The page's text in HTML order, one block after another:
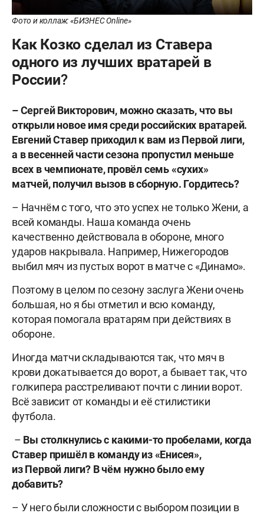
Фото и коллаж: «БИЗНЕС Online»
Как Козко сделал из Ставера
одного из лучших вратарей в
России?
– Сергей Викторович, можно сказать, что вы
открыли новое имя среди российских вратарей.
Евгений Ставер приходил к вам из Первой лиги,
а в весенней части сезона пропустил меньше
всех в чемпионате, провёл семь «сухих»
матчей, получил вызов в сборную. Гордитесь?
– Начнём с того, что это успех не только Жени, а
всей команды. Наша команда очень
качественно действовала в обороне, много
ударов накрывала. Например, Нижегородов
выбил мяч из пустых ворот в матче с «Динамо».
Поэтому в целом по сезону заслуга Жени очень
большая, но я бы отметил и всю команду,
которая помогала вратарям при действиях в
обороне.
Иногда матчи складываются так, что мяч в
крови докатывается до ворот, а бывает так, что
голкипера расстреливают почти с линии ворот.
Всё зависит от команды и её стилистики
футбола.
– Вы столкнулись с какими-то пробелами, когда
Ставер пришёл в команду из «Енисея»,
изПервой лиги? В чём нужно было ему
добавить?
– У него были сложности с выбором позиции в